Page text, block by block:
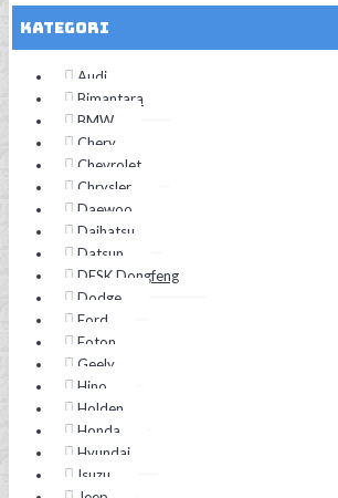
Kategori
Audi
Bimantara
BMW
Chery
Chevrolet
Chrysler
Daewoo
Daihatsu
Datsun
DFSK Dongfeng
Dodge
Ford
Foton
Geely
Hino
Holden
Honda
Hyundai
Isuzu